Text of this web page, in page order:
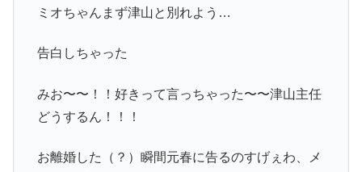
ミオちゃんまず津山と別れよう…
告白しちゃった
みお〜〜！！好きって言っちゃった〜〜津山主任
どうするん！！！
お離婚した（？）瞬間元春に告るのすげぇわ、メ